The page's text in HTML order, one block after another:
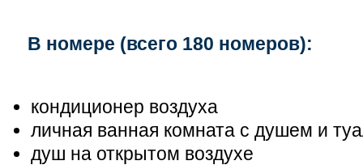
В номере (всего 180 номеров):
кондиционер воздуха
личная ванная комната с душем и
душ на открытом воздухе